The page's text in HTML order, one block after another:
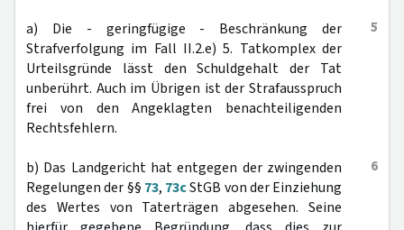
5
a) Die - geringfügige - Beschränkung der
Strafverfolgung im Fall II.2.e) 5. Tatkomplex der
Urteilsgründe lässt den Schuldgehalt der Tat
unberührt. Auch im Übrigen ist der Strafausspruch
frei von den Angeklagten benachteiligenden
Rechtsfehlern.
6
b) Das Landgericht hat entgegen der zwingenden
Regelungen der §§ 73, 73cStGB von der Einziehung
des Wertes von Taterträgen abgesehen. Seine